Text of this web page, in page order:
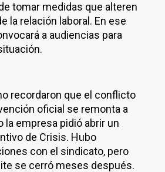
tomar medidas que alteren
la relación laboral. En ese
a audiencias para
recordaron que el conflicto
oficial se remonta a
la empresa pidió abrir un
de Crisis. Hubo
con el sindicato, pero
se cerró meses después.